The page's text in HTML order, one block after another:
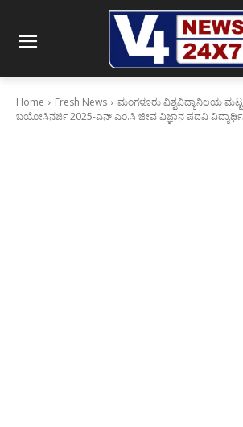
Home Fresh News
ಮಂಗಳೂರು ವಿಶ್ವವಿದ್ಯಾನಿಲಯ
ಬಯೋಸಿನರ್ಜಿ 2025-ಎನ್.ಎಂ.ಸಿ ಜೀವ ವಿಜ್ಞಾನ ಪದವಿ